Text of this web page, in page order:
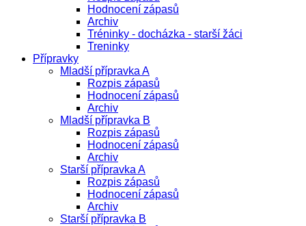
Hodnocení zápasů
Archiv
Tréninky - docházka - starší žáci
Treninky
Přípravky
Mladší přípravka A
Rozpis zápasů
Hodnocení zápasů
Archiv
Mladší přípravka B
Rozpis zápasů
Hodnocení zápasů
Archiv
Starší přípravka A
Rozpis zápasů
Hodnocení zápasů
Archiv
Starší přípravka B